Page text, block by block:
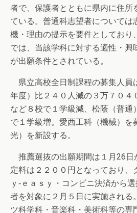
者で、保護者とともに県内に住所
ている。普通科志望者については
機・理由の提示を要件としており
では、当該学科に対する適性・興
が出願条件とされている。
県立高校全日制課程の募集人員
年度）比２４０人減の３万７０４
など８校で１学級減、松蔭（普通
で１学級増。愛西工科（機械）を
光）を新設する。
推薦選抜の出願期間は１月26日
定料は２２００円となっており、
ｙ‑ｅａｓｙ・コンビニ決済から
者を対象に２月５日に実施される
ツ科学科・音楽科・美術科等の専